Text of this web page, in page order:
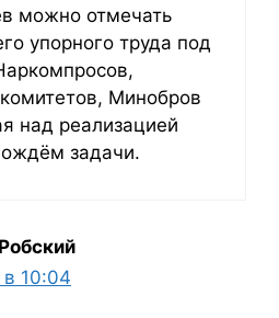
можно отмечать
упорного труда под
Минобров
над реализацией
задачи.
10:04